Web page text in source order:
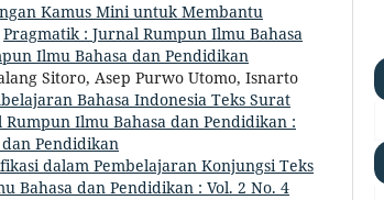
Kamus Mini untuk Membantu
Pragmatik : Jurnal Rumpun Ilmu Bahasa
Ilmu Bahasa dan Pendidikan
Sitoro, Asep Purwo Utomo, Isnarto
Bahasa Indonesia Teks Surat
Ilmu Bahasa dan Pendidikan :
Pendidikan
dalam Pembelajaran Konjungsi Teks
Bahasa dan Pendidikan : Vol. 2 No. 4